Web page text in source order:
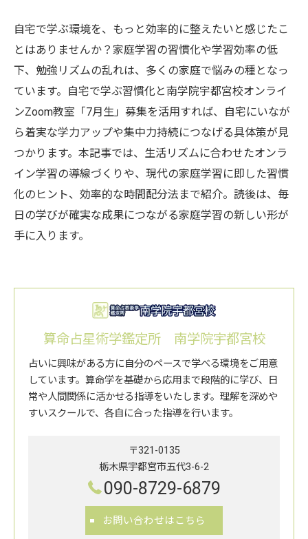
自宅で学ぶ環境を、もっと効率的に整えたいと感じたこ
とはありませんか？家庭学習の習慣化や学習効率の低
下、勉強リズムの乱れは、多くの家庭で悩みの種となっ
ています。自宅で学ぶ習慣化と南学院宇都宮校オンライ
ンZoom教室「7月生」募集を活用すれば、自宅にいなが
ら着実な学力アップや集中力持続につなげる具体策が見
つかります。本記事では、生活リズムに合わせたオンラ
イン学習の導線づくりや、現代の家庭学習に即した習慣
化のヒント、効率的な時間配分法まで紹介。読後は、毎
日の学びが確実な成果につながる家庭学習の新しい形が
手に入ります。
算命占星術学鑑定所 南学院宇都宮校
占いに興味がある方に自分のペースで学べる環境をご用意
しています。算命学を基礎から応用まで段階的に学び、日
常や人間関係に活かせる指導をいたします。理解を深めや
すいスクールで、各自に合った指導を行います。
〒321-0135
栃木県宇都宮市五代3-6-2
090-8729-6879
お問い合わせはこちら